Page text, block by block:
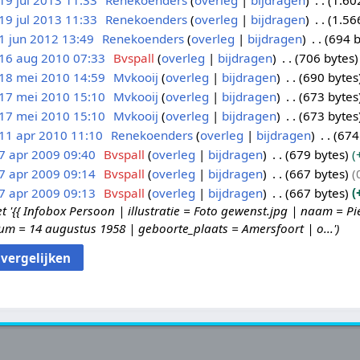
19 jul 2013 11:33 Renekoenders overleg bijdragen
1 jun 2012 13:49 Renekoenders overleg bijdragen
694
16 aug 2010 07:33 Bvspall overleg bijdragen
706 bytes
18 mei 2010 14:59 Mvkooij overleg bijdragen
690 bytes
17 mei 2010 15:10 Mvkooij overleg bijdragen
673 bytes
17 mei 2010 15:10 Mvkooij overleg bijdragen
673 bytes
11 apr 2010 11:10 Renekoenders overleg bijdragen
apr 2009 09:40 Bvspall overleg bijdragen 679 bytes
apr 2009 09:14 Bvspall overleg bijdragen 667 bytes
apr 2009 09:13 Bvspall overleg bijdragen 667 bytes
'{{ Infobox Persoon | illustratie = Foto gewenst.jpg | naam =
= 14 augustus 1958 | geboorte_plaats = Amersfoort | o...'